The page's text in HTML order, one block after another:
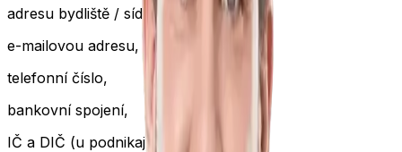
adresu bydliště / sídla,
e-mailovou adresu,
telefonní číslo,
bankovní spojení,
IČ a DIČ (u podnikajících osob),